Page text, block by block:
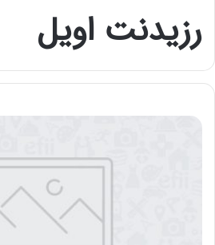
رزیدنت اویل